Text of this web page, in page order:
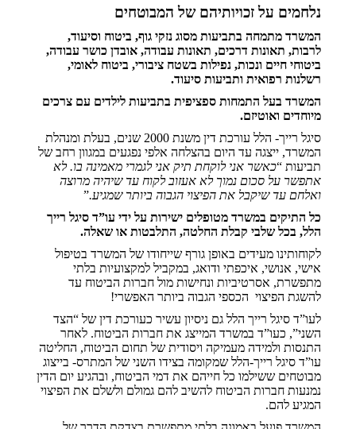
נלחמים על זכויותיהם של המבוטחים
המשרד מתמחה בתביעות מסוג נזקי גוף, ביטוח וסיעוד,
לרבות, תאונות דרכים, תאונות עבודה, אובדן כושר עבודה,
ביטוחי חיים ונכות, נפילות בשטח ציבורי, ביטוח לאומי,
רשלנות רפואית ותביעות סיעוד.
המשרד בעל התמחות ספציפית בתביעות לילדים עם צרכים
מיוחדים ואוטיזם.
סיגל רייך- הלל עורכת דין משנת 2000 שנים, בעלת ומנהלת
המשרד, ייצגה עד היום בהצלחה אלפי נפגעים במגוון רחב של
תביעות “כאשר אני לוקחת תיק אני לגמרי מאמינה בו. לא
אתפשר על סכום נמוך לא אעזוב לקוח עד שיהיה מרוצה
ואלחם עד שיקבל את הפיצוי הגבוה ביותר שמגיע.
”
כל התיקים במשרד מטופלים ישירות על ידי עו”ד סיגל רייך
הלל, בכל שלבי קבלת החלטה, התלבטות או שאלה.
לקוחותינו מעידים באופן גורף שייחודו של המשרד בטיפול
אישי, אנושי, איכפתי ודואג, במקביל למקצועיות בלתי
מתפשרת, אסרטיביות ונחישות מול חברות הביטוח עד
להשגת הפיצוי הכספי הגבוה ביותר האפשרי!
לעו”ד סיגל רייך הלל גם ניסיון עשיר כעורכת דין של “הצד
השני”, כעו”ד במשרד המייצג את חברות הביטוח. לאחר
התנסות ולמידה מעמיקה ויסודית של תחום הביטוח, החליטה
עו”ד סיגל רייך-הלל שמקומה בצידו השני של המתרס- בייצוג
מבוטחים ששילמו כל חייהם את דמי הביטוח, ובהגיע יום הדין
נמנעות חברות הביטוח להשיב להם גמולם ולשלם את הפיצוי
המגיע להם.